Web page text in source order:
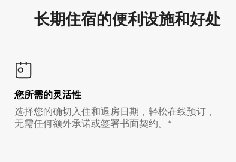
长期住宿的便利设施和好处
您所需的灵活性
选择您的确切入住和退房日期，轻松在线预订，
无需任何额外承诺或签署书面契约。*